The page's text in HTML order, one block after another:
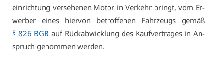
ein­rich­tung ver­se­he­nen Mo­tor in Ver­kehr bringt, vom Er­
wer­ber ei­nes hier­von be­trof­fe­nen Fahr­zeugs ge­mäß
§ 826 BGB auf Rück­ab­wick­lung des Kauf­ver­tra­ges in An­
spruch ge­nom­men wer­den.